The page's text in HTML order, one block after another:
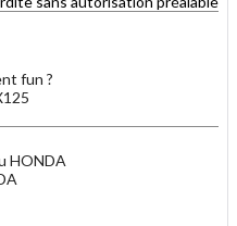
fun ?
HONDA